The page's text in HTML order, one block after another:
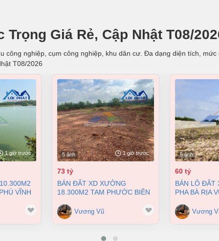
Giá Rẻ, Cập Nhật T08/
công nghiệp, cụm công nghiệp, khu dân cư. Đa dạng diện tích,
T08/2026
1 giờ trước
VĨNH
5 ảnh 1 giờ trước
73 tỷ
BÁN ĐẤT XD XƯỞNG
18.300M2 TAM PHƯỚC BIÊN
Vương Vũ
5 ảnh
60 tỷ
BÁN LÔ ĐẤT 3,2HA TẠI CHÂU
PHA BÀ RỊA
Vương